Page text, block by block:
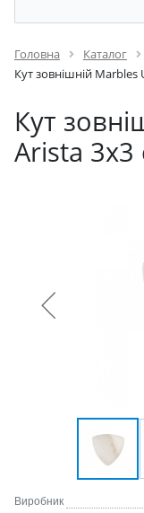
Головна Каталог
Кут зовнішній Marbles
Кут
Arista 3х3
Виробник